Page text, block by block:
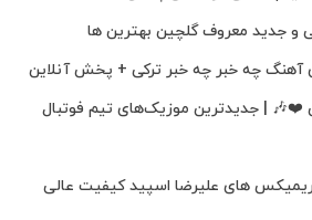
و جدید معروف گلچین بهترین ها
آهنگ چه خبر چه خبر ترکی + پخش آنلاین
❤️🎶 | جدیدترین موزیک‌های تیم فوتبال
ریمیکس های علیرضا اسپید کیفیت عالی